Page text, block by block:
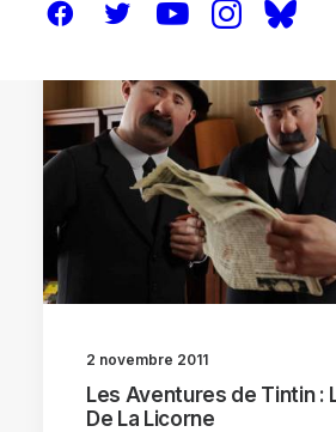
2 novembre 2011
Les Aventures de Tintin :
De La Licorne